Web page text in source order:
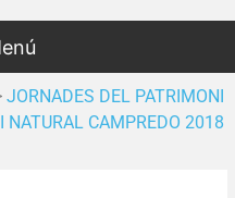
JORNADES DEL PATRIMONI
NATURAL CAMPREDO 2018